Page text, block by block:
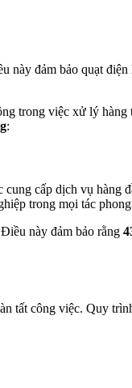
đảm bảo quạt
trong việc xử lý
:
cấp dịch vụ hàng
trong mọi tác
này đảm bảo rằng
tất công việc. Quy